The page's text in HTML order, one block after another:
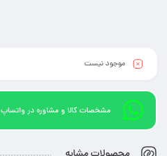
موجود نیست
مشخصات کالا و مشاوره در واتساپ